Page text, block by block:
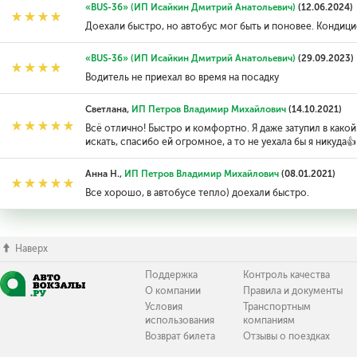
«BUS-36» (ИП Исайкин Дмитрий Анатольевич) (12.06.2024)
Доехали быстро, но автобус мог быть и поновее.
«BUS-36» (ИП Исайкин Дмитрий Анатольевич) (29.09.2023)
Водитель не приехал во время на посадку
Светлана, ИП Петров Владимир Михайлович(14.10.2021)
Всё отлично! Быстро и комфортно. Я даже затупил в
искать, спасибо ей огромное, а то не уехала бы я никуда👍
Анна Н., ИП Петров Владимир Михайлович(08.01.2021)
Все хорошо, в автобусе тепло) доехали быстро.
Наверх
Поддержка
О компании
Условия
использования
Возврат билета
Контроль качества
Правила и документы
Транспортным
компаниям
Отзывы о поездках